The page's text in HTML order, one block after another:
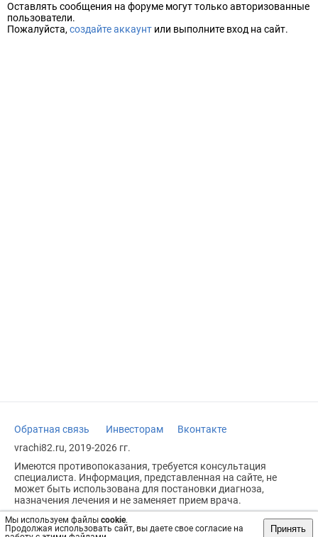
Мы используем файлы cookie.
Продолжая использовать сайт, вы даете свое согласие на
Принять
Оставлять сообщения на форуме могут только авторизованные
пользователи.
Пожалуйста, создайте аккаунт или выполните вход на сайт.
Обратная связь Инвесторам
Вконтакте
vrachi82.ru, 2019-2026 гг.
Имеются противопоказания, требуется консультация
специалиста. Информация, представленная на сайте, не
может быть использована для постановки диагноза,
назначения лечения и не заменяет прием врача.
Возрастное ограничение: 18+